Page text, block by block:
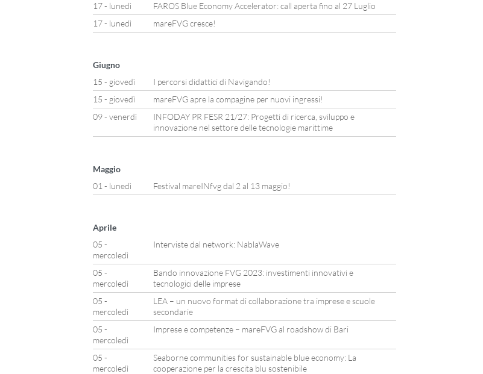
17 - lunedì
FAROS Blue Economy Accelerator: call aperta fino al 27 Luglio
17 - lunedì
mareFVG cresce!
Giugno
15 - giovedì
I percorsi didattici di Navigando!
15 - giovedì
mareFVG apre la compagine per nuovi ingressi!
09 - venerdì
INFODAY PR FESR 21/27: Progetti di ricerca, sviluppo e
innovazione nel settore delle tecnologie marittime
Maggio
01 - lunedì
Festival mareINfvg dal 2 al 13 maggio!
Aprile
05 -
mercoledì
Interviste dal network: NablaWave
05 -
mercoledì
Bando innovazione FVG 2023: investimenti innovativi e
tecnologici delle imprese
05 -
mercoledì
LEA – un nuovo format di collaborazione tra imprese e scuole
secondarie
05 -
mercoledì
Imprese e competenze – mareFVG al roadshow di Bari
05 -
mercoledì
Seaborne communities for sustainable blue economy: La
cooperazione per la crescita blu sostenibile